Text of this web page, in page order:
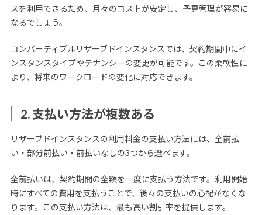
スを利用できるため、月々のコストが安定し、予算管理が容易に
なるでしょう。
コンバーティブルリザーブドインスタンスでは、契約期間中にイ
ンスタンスタイプやテナンシーの変更が可能です。この柔軟性に
より、将来のワークロードの変化に対応できます。
2. 支払い方法が複数ある
リザーブドインスタンスの利用料金の支払い方法には、全前払
い・部分前払い・前払いなしの3つから選べます。
全前払いは、契約期間の全額を一度に支払う方法です。利用開始
時にすべての費用を支払うことで、後々の支払いの心配がなくな
ります。この支払い方法は、最も高い割引率を提供します。